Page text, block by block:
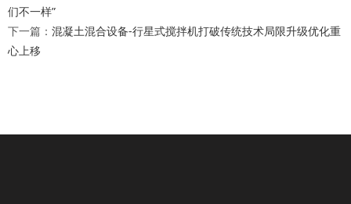
们不一样”
下一篇： 混凝土混合设备-行星式搅拌机打破传统技术局限升级优化重
心上移